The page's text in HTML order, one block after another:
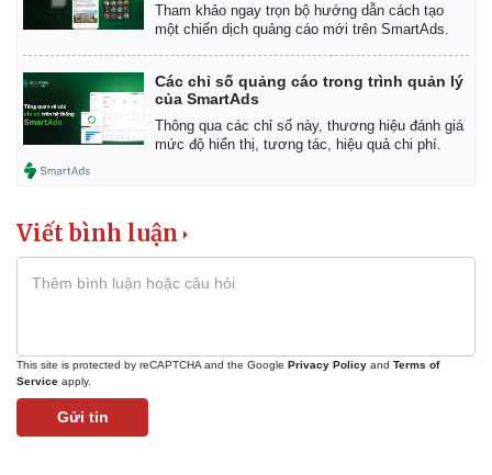
Pháp luật
Vụ án
Tin nóng
Quân sự - Quốc phòng
Vũ khí
Tham khảo ngay trọn bộ hướng dẫn cách tạo
một chiến dịch quảng cáo mới trên SmartAds.
Các chỉ số quảng cáo trong trình quản lý
của SmartAds
Thông qua các chỉ số này, thương hiệu đánh giá
mức độ hiển thị, tương tác, hiệu quả chi phí.
Viết bình luận
This site is protected by reCAPTCHA and the Google Privacy Policy and Terms of
Service apply.
Gửi tin